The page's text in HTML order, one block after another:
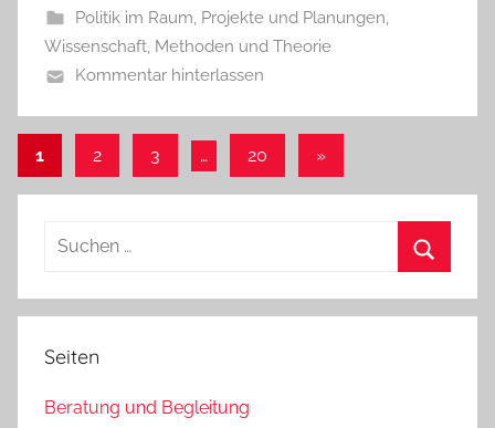
Politik im Raum, Projekte und Planungen,
Wissenschaft, Methoden und Theorie
Kommentar hinterlassen
Seitennummerierung
der
Beiträge
1 2 3 … 20
Nächste
»
Suchen
Seiten
Beratung und Begleitung